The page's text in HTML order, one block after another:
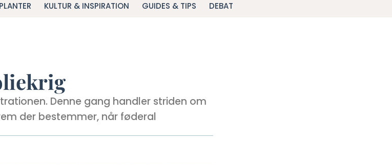
KULTUR & INSPIRATION GUIDES & TIPS DEBAT
Denne gang handler striden om
der bestemmer, når føderal